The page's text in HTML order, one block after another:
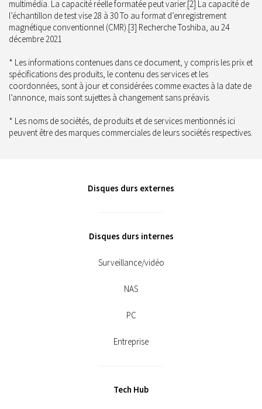
multimédia. La capacité réelle formatée peut varier.[2] La capacité de
l’échantillon de test vise 28 à 30 To au format d’enregistrement
magnétique conventionnel (CMR).[3] Recherche Toshiba, au 24
décembre 2021
* Les informations contenues dans ce document, y compris les prix et
spécifications des produits, le contenu des services et les
coordonnées, sont à jour et considérées comme exactes à la date de
l’annonce, mais sont sujettes à changement sans préavis.
* Les noms de sociétés, de produits et de services mentionnés ici
peuvent être des marques commerciales de leurs sociétés respectives.
Disques durs externes
Disques durs internes
Surveillance/vidéo
NAS
PC
Entreprise
Tech Hub